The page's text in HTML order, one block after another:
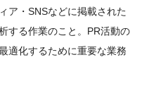
ア・SNSなどに掲載された
する作業のこと。PR活動の
適化するために重要な業務